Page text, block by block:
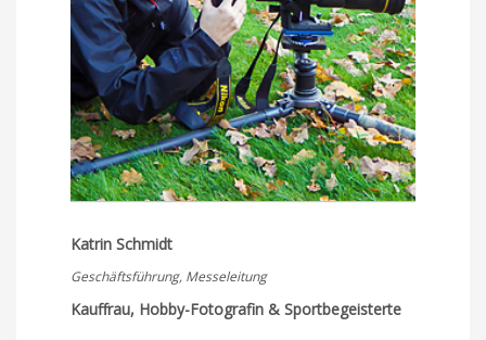
Katrin Schmidt
Geschäftsführung, Messeleitung
Kauffrau, Hobby-Fotografin & Sportbegeisterte